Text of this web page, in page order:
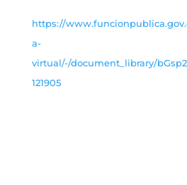
https://
a-
virtual/-/document_library/
121905